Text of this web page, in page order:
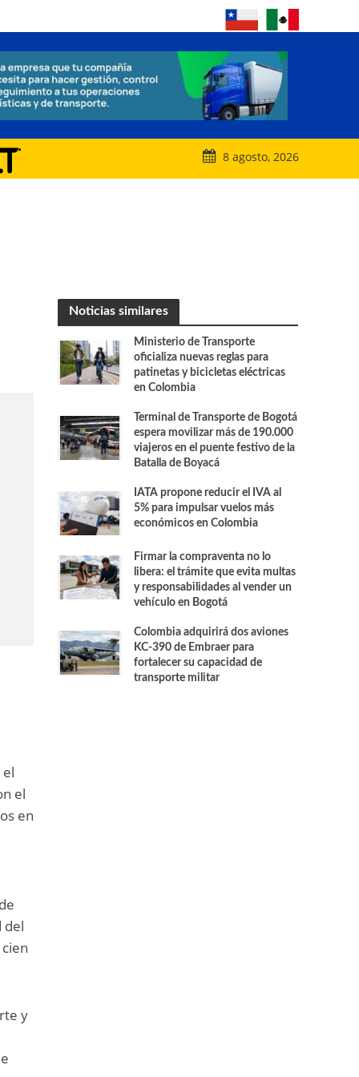
8 agosto, 2026
el
en
del
y
Noticias similares
Ministerio de Transporte
oficializa nuevas reglas para
patinetas y bicicletas eléctricas
en Colombia
Terminal de Transporte de Bogotá
espera movilizar más de 190.000
viajeros en el puente festivo de la
Batalla de Boyacá
IATA propone reducir el IVA al
5% para impulsar vuelos más
económicos en Colombia
Firmar la compraventa no lo
libera: el trámite que evita multas
y responsabilidades al vender un
vehículo en Bogotá
Colombia adquirirá dos aviones
KC-390 de Embraer para
fortalecer su capacidad de
transporte militar